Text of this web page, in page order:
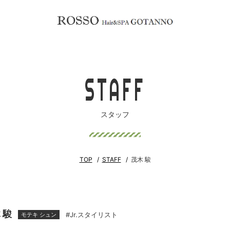
STAFF
スタッフ
TOP STAFF 茂木 駿
駿 モテキ シュン #Jr.スタイリスト